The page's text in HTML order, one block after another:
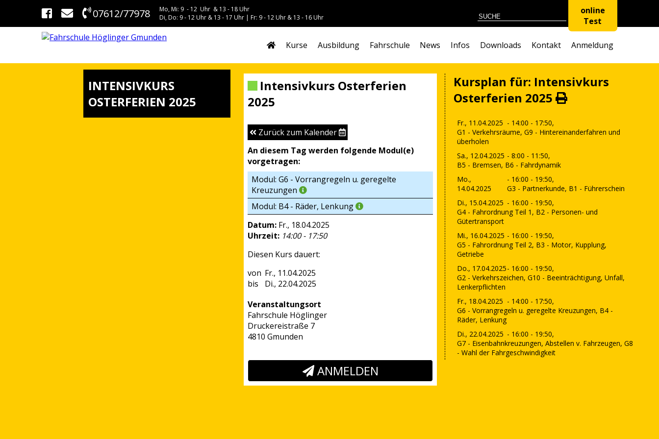
07612/77978
Mo, Mi: 9 - 12 Uhr & 13 - 18 Uhr
Di, Do: 9 - 12 Uhr & 13 - 17 Uhr | Fr: 9 - 12 Uhr & 13 - 16 Uhr
online
Test
Kurse Ausbildung Fahrschule News Infos Downloads Kontakt Anmeldung
INTENSIVKURS
OSTERFERIEN 2025
Intensivkurs Osterferien
2025
Zurück zum Kalender
An diesem Tag werden folgende Modul(e)
vorgetragen:
Modul: G6 - Vorrangregeln u. geregelte
Kreuzungen
Modul: B4 - Räder, Lenkung
Datum: Fr., 18.04.2025
Uhrzeit: 14:00 - 17:50
Diesen Kurs dauert:
Fr., 11.04.2025
Di., 22.04.2025
Veranstaltungsort
Fahrschule Höglinger
Druckereistraße 7
4810 Gmunden
ANMELDEN
Kursplan für: Intensivkurs
Osterferien 2025
Fr., 11.04.2025 - 14:00 - 17:50,
G1 - Verkehrsräume, G9 - Hintereinanderfahren und
überholen
Sa., 12.04.2025 - 8:00 - 11:50,
B5 - Bremsen, B6 - Fahrdynamik
Mo.,
14.04.2025
- 16:00 - 19:50,
G3 - Partnerkunde, B1 - Führerschein
Di., 15.04.2025 - 16:00 - 19:50,
G4 - Fahrordnung Teil 1, B2 - Personen- und
Gütertransport
Mi., 16.04.2025 - 16:00 - 19:50,
G5 - Fahrordnung Teil 2, B3 - Motor, Kupplung,
Getriebe
Do., 17.04.2025- 16:00 - 19:50,
G2 - Verkehrszeichen, G10 - Beeinträchtigung, Unfall,
Lenkerpflichten
Fr., 18.04.2025 - 14:00 - 17:50,
G6 - Vorrangregeln u. geregelte Kreuzungen, B4 -
Räder, Lenkung
Di., 22.04.2025 - 16:00 - 19:50,
G7 - Eisenbahnkreuzungen, Abstellen v. Fahrzeugen, G8
- Wahl der Fahrgeschwindigkeit